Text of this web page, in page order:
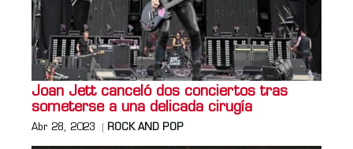
Joan Jett canceló dos conciertos tras
someterse a una delicada cirugía
Abr 28, 2023 ROCK AND POP